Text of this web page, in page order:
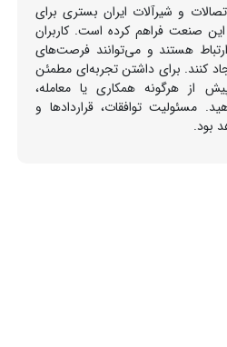
و شیرآلات ایران بستری برای
این صنعت فراهم کرده است. کاربران
هستند و می‌توانند فرصت‌های
کنند. برای داشتن تجربه‌ای مطمئن
از هرگونه همکاری یا معامله،
مسئولیت توافقات، قراردادها و
بود.